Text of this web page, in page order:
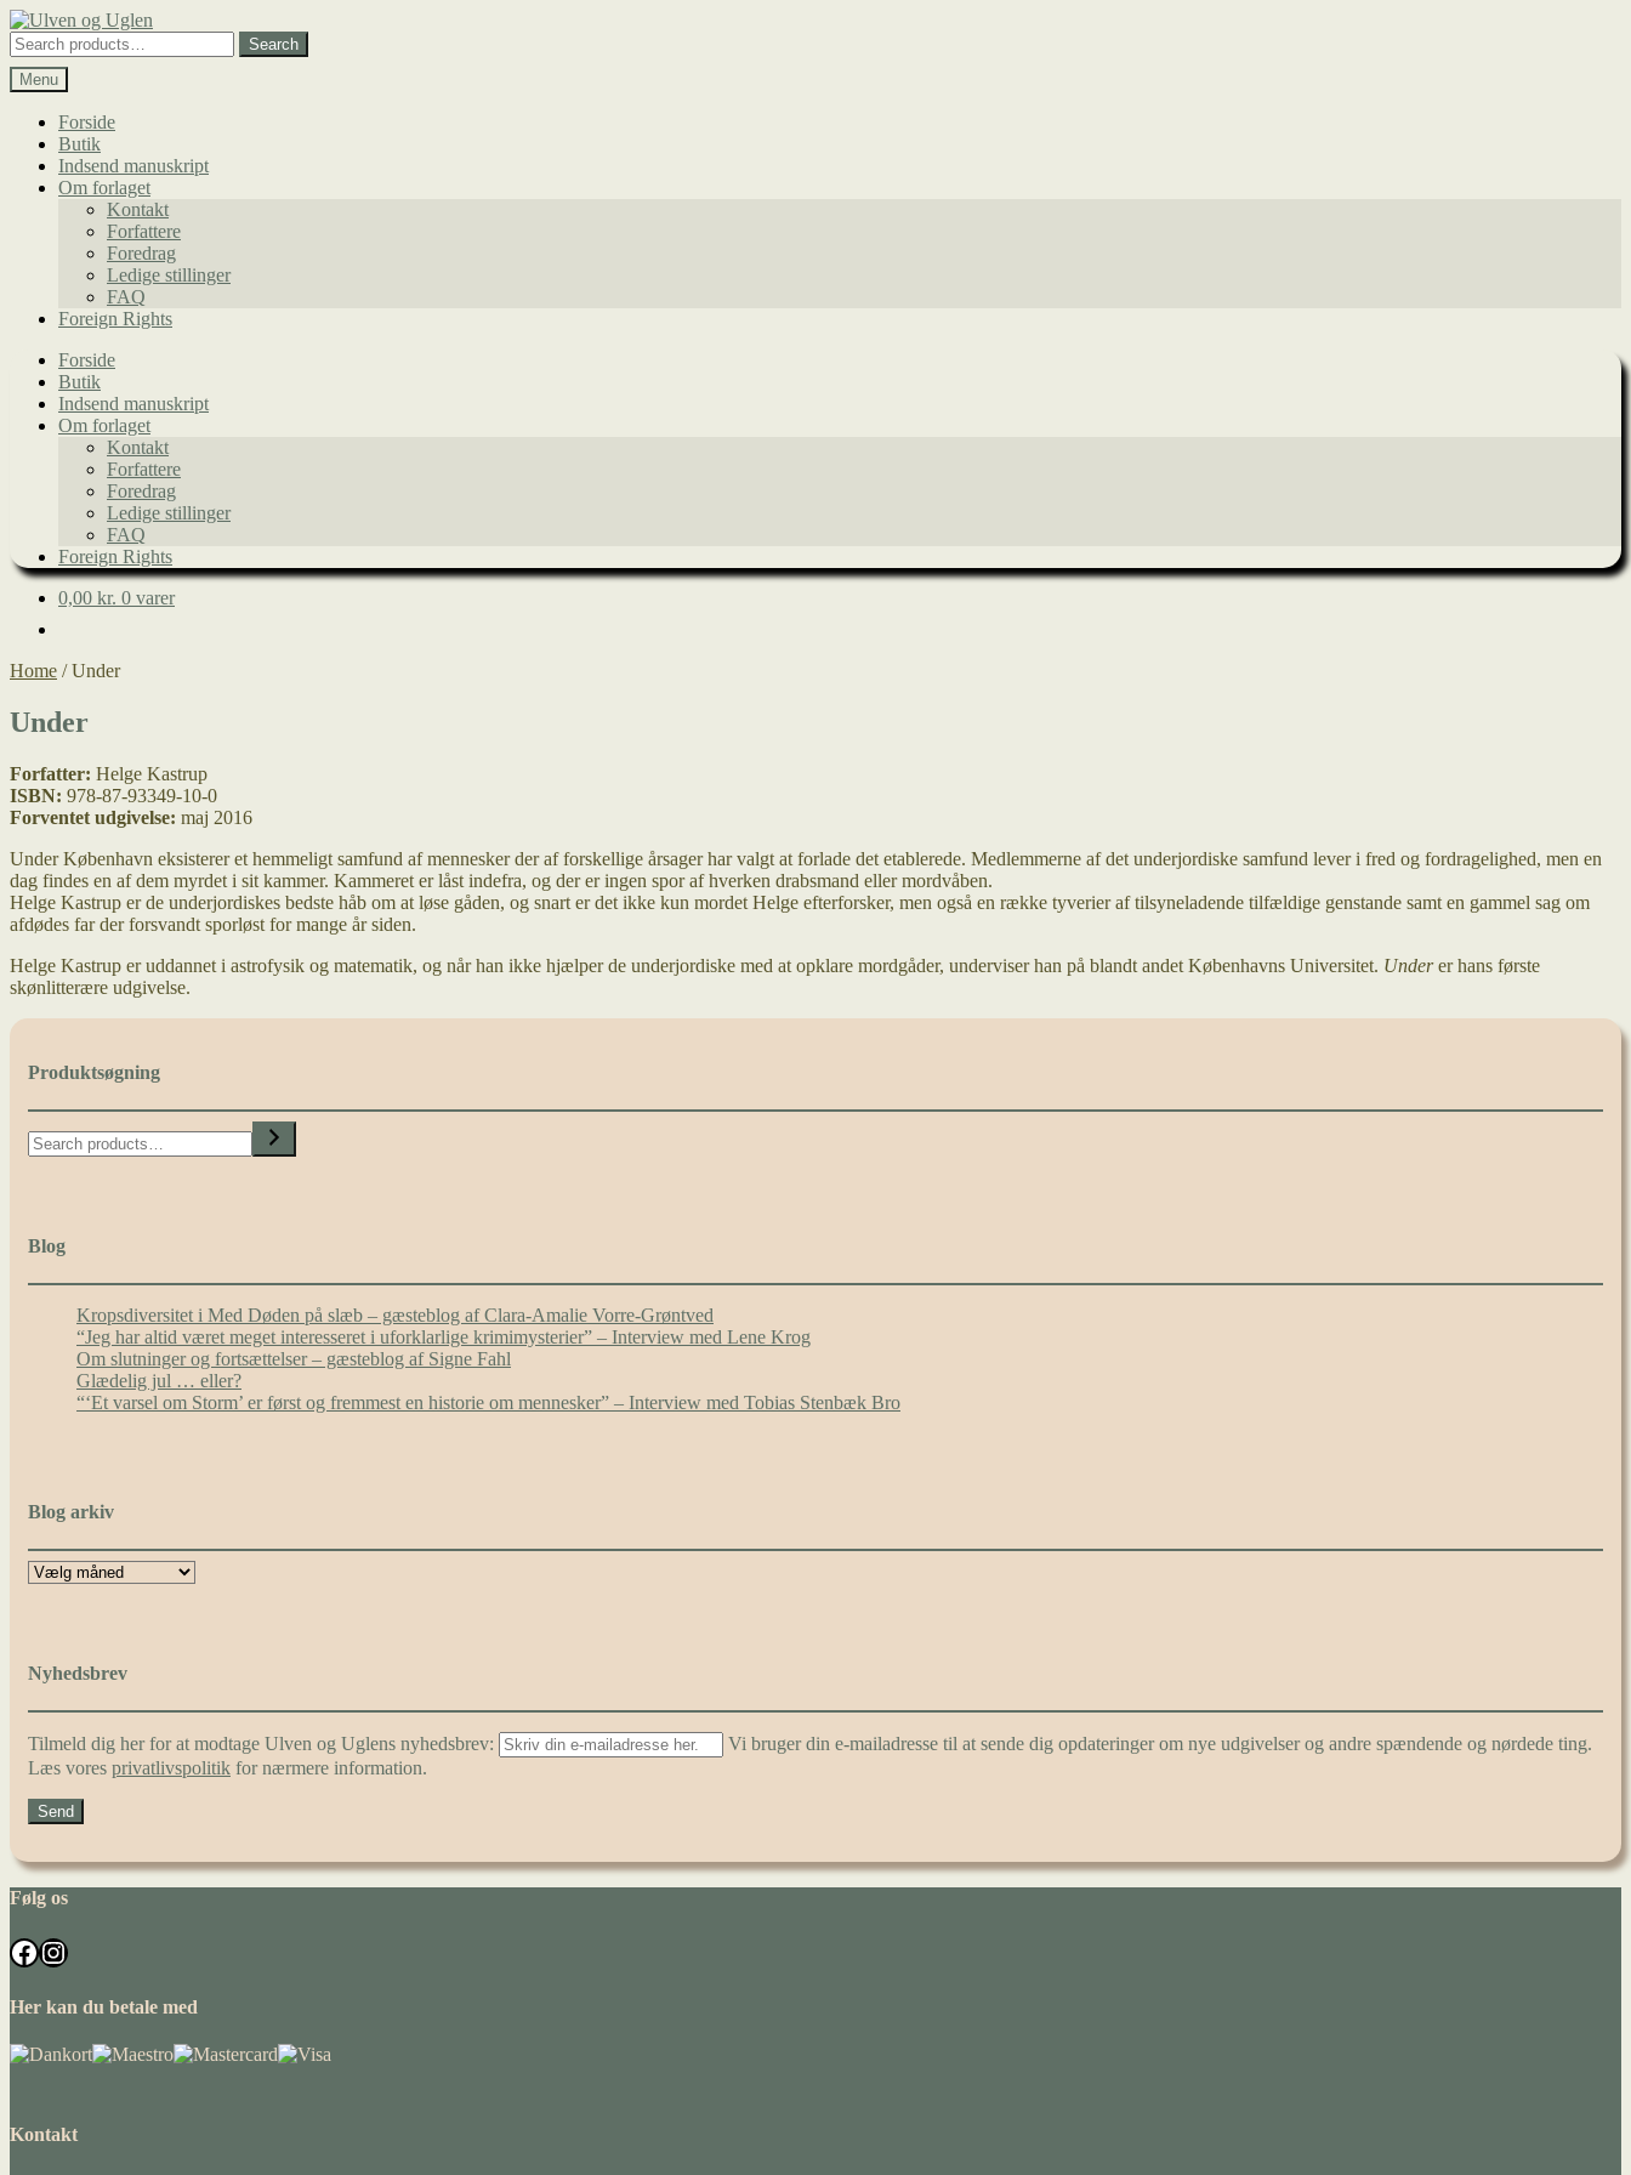
Spring
til
navigation
Spring
til
indhold
Search
for:
Search
Menu
Forside
Butik
Indsend manuskript
Om forlaget
Kontakt
Forfattere
Foredrag
Ledige stillinger
FAQ
Foreign Rights
Forside
Butik
Indsend manuskript
Om forlaget
Kontakt
Forfattere
Foredrag
Ledige stillinger
FAQ
Foreign Rights
0,00 kr. 0 varer
Home /Under
Under
Forfatter: Helge Kastrup
ISBN: 978-87-93349-10-0
Forventet udgivelse: maj 2016
Under København eksisterer et hemmeligt samfund af mennesker der af forskellige årsager har valgt at forlade det etablerede. Medlemmerne af det underjordiske samfund lever i fred og fordragelighed, men en
dag findes en af dem myrdet i sit kammer. Kammeret er låst indefra, og der er ingen spor af hverken drabsmand eller mordvåben.
Helge Kastrup er de underjordiskes bedste håb om at løse gåden, og snart er det ikke kun mordet Helge efterforsker, men også en række tyverier af tilsyneladende tilfældige genstande samt en gammel sag om
afdødes far der forsvandt sporløst for mange år siden.
Helge Kastrup er uddannet i astrofysik og matematik, og når han ikke hjælper de underjordiske med at opklare mordgåder, underviser han på blandt andet Københavns Universitet. Underer hans første
skønlitterære udgivelse.
Produktsøgning
Search
Blog
Kropsdiversitet i Med Døden på slæb – gæsteblog af Clara-Amalie Vorre-Grøntved
“Jeg har altid været meget interesseret i uforklarlige krimimysterier” – Interview med Lene Krog
Om slutninger og fortsættelser – gæsteblog af Signe Fahl
Glædelig jul … eller?
“‘Et varsel om Storm’ er først og fremmest en historie om mennesker” – Interview med Tobias Stenbæk Bro
Blog arkiv
Nyhedsbrev
Tilmeld dig her for at modtage Ulven og Uglens nyhedsbrev:
Vi bruger din e-mailadresse til at sende dig opdateringer om nye udgivelser og andre spændende og nørdede ting.
Læs vores privatlivspolitik for nærmere information.
Følg os
Facebook
Instagram
Her kan du betale med
Kontakt